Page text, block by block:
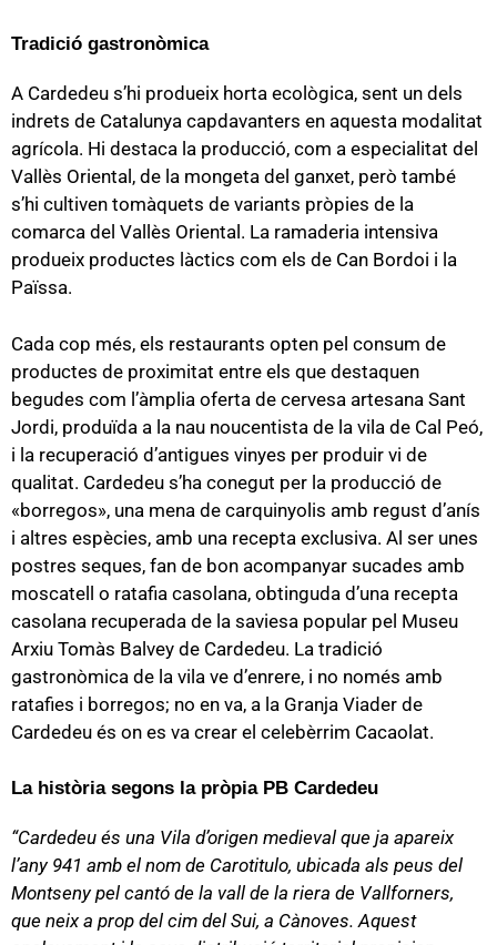
Tradició gastronòmica
A Cardedeu s’hi produeix horta ecològica, sent un dels
indrets de Catalunya capdavanters en aquesta modalitat
agrícola. Hi destaca la producció, com a especialitat del
Vallès Oriental, de la mongeta del ganxet, però també
s’hi cultiven tomàquets de variants pròpies de la
comarca del Vallès Oriental. La ramaderia intensiva
produeix productes làctics com els de Can Bordoi i la
Païssa.
Cada cop més, els restaurants opten pel consum de
productes de proximitat entre els que destaquen
begudes com l’àmplia oferta de cervesa artesana Sant
Jordi, produïda a la nau noucentista de la vila de Cal Peó,
i la recuperació d’antigues vinyes per produir vi de
qualitat. Cardedeu s’ha conegut per la producció de
«borregos», una mena de carquinyolis amb regust d’anís
i altres espècies, amb una recepta exclusiva. Al ser unes
postres seques, fan de bon acompanyar sucades amb
moscatell o ratafia casolana, obtinguda d’una recepta
casolana recuperada de la saviesa popular pel Museu
Arxiu Tomàs Balvey de Cardedeu. La tradició
gastronòmica de la vila ve d’enrere, i no només amb
ratafies i borregos; no en va, a la Granja Viader de
Cardedeu és on es va crear el celebèrrim Cacaolat.
La història segons la pròpia PB Cardedeu
“Cardedeu és una Vila d’origen medieval que ja apareix
l’any 941 amb el nom de Carotitulo, ubicada als peus del
Montseny pel cantó de la vall de la riera de Vallforners,
que neix a prop del cim del Sui, a Cànoves. Aquest